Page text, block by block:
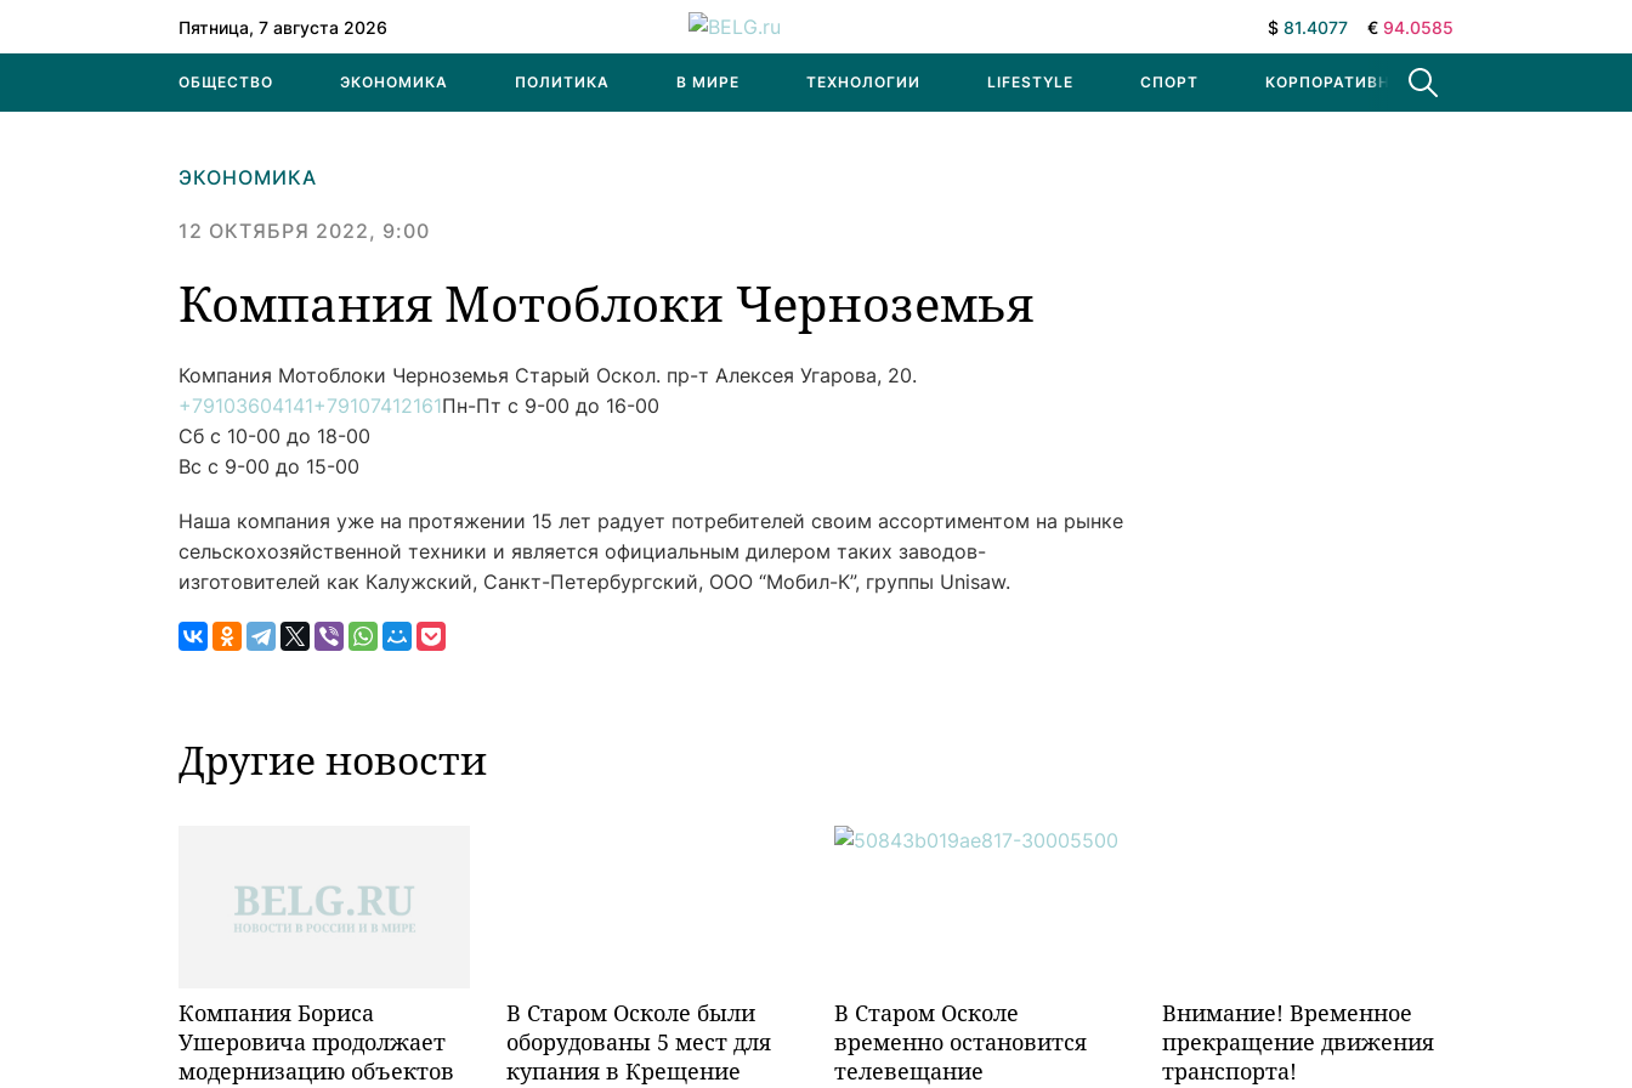
Пятница, 7 августа 2026 $ 81.4077 € 94.0585
ОБЩЕСТВО ЭКОНОМИКА ПОЛИТИКА В МИРЕ ТЕХНОЛОГИИ LIFESTYLE СПОРТ КОРПОРАТИВНЫЕ НОВОСТИ
ЭКОНОМИКА
12 ОКТЯБРЯ 2022, 9:00
Компания Мотоблоки Черноземья
Компания Мотоблоки Черноземья Старый Оскол. пр-т Алексея Угарова, 20.
+79103604141+79107412161Пн-Пт с 9-00 до 16-00
Сб с 10-00 до 18-00
Вс с 9-00 до 15-00
Наша компания уже на протяжении 15 лет радует потребителей своим ассортиментом на рынке
сельскохозяйственной техники и является официальным дилером таких заводов-
изготовителей как Калужский, Санкт-Петербургский, ООО “Мобил-К”, группы Unisaw.
Другие новости
Компания Бориса
Ушеровича продолжает
модернизацию объектов
В Старом Осколе были
оборудованы 5 мест для
купания в Крещение
В Старом Осколе
временно остановится
телевещание
Внимание! Временное
прекращение движения
транспорта!